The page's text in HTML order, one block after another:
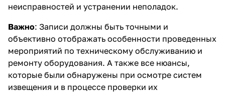
неисправностей и устранении неполадок.
Важно: Записи должны быть точными и
объективно отображать особенности проведенных
мероприятий по техническому обслуживанию и
ремонту оборудования. А также все нюансы,
которые были обнаружены при осмотре систем
извещения и в процессе проверки их